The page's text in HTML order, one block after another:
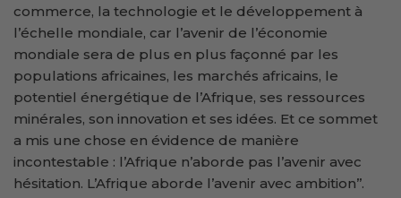
commerce, la technologie et le développement à
l’échelle mondiale, car l’avenir de l’économie
mondiale sera de plus en plus façonné par les
populations africaines, les marchés africains, le
potentiel énergétique de l’Afrique, ses ressources
minérales, son innovation et ses idées. Et ce sommet
a mis une chose en évidence de manière
incontestable : l’Afrique n’aborde pas l’avenir avec
hésitation. L’Afrique aborde l’avenir avec ambition’’.